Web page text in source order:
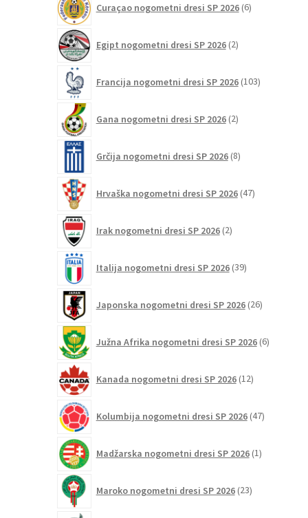
Curaçao nogometni dresi SP 2026 6izdelkov
Egipt nogometni dresi SP 2026 2izdelka
Francija nogometni dresi SP 2026 103izdelki
Gana nogometni dresi SP 2026 2izdelka
Grčija nogometni dresi SP 2026 8izdelkov
Hrvaška nogometni dresi SP 2026 47izdelkov
Irak nogometni dresi SP 2026 2izdelka
Italija nogometni dresi SP 2026 39izdelkov
Japonska nogometni dresi SP 2026 26izdelkov
Južna Afrika nogometni dresi SP 2026 6izdelkov
Kanada nogometni dresi SP 2026 12izdelkov
Kolumbija nogometni dresi SP 2026 47izdelkov
Madžarska nogometni dresi SP 2026 1izdelek
Maroko nogometni dresi SP 2026 23izdelkov